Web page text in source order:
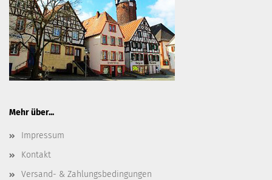
Mehr über...
Impressum
Kontakt
Versand- & Zahlungsbedingungen